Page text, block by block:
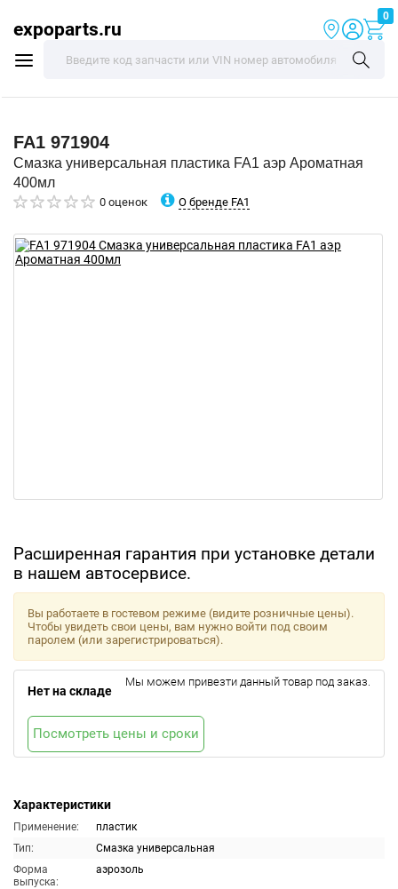
expoparts.ru
0
FA1 971904
Смазка универсальная пластика FA1 аэр Ароматная
400мл
0 оценок О бренде FA1
Расширенная гарантия при установке детали
в нашем автосервисе.
Характеристики
Применение:
пластик
Тип:
Смазка универсальная
Форма
выпуска:
аэрозоль
Вы работаете в гостевом режиме (видите розничные цены).
Чтобы увидеть свои цены, вам нужно войти под своим
паролем (или зарегистрироваться).
Нет на складе
Мы можем привезти данный товар под заказ.
Посмотреть цены и сроки